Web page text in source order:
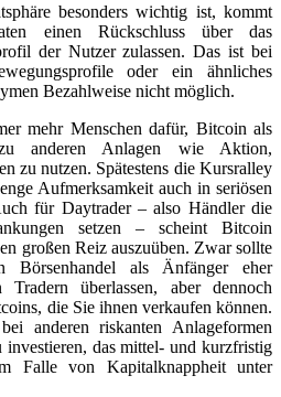
besonders wichtig ist, kommt
einen Rückschluss über das
der Nutzer zulassen. Das ist bei
oder ein ähnliches
Bezahlweise nicht möglich.
mehr Menschen dafür, Bitcoin als
zu anderen Anlagen wie Aktion,
zu nutzen. Spätestens die Kursralley
Aufmerksamkeit auch in seriösen
für Daytrader – also Händler die
setzen – scheint Bitcoin
großen Reiz auszuüben. Zwar sollte
Börsenhandel als Änfänger eher
Tradern überlassen, aber dennoch
die Sie ihnen verkaufen können.
anderen riskanten Anlageformen
das mittel- und kurzfristig
Falle von Kapitalknappheit unter